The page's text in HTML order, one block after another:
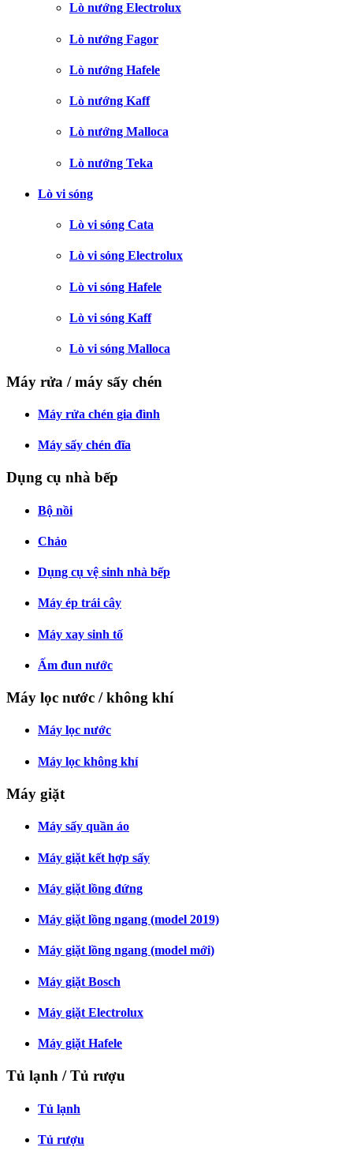
Lò nướng Electrolux
Lò nướng Fagor
Lò nướng Hafele
Lò nướng Kaff
Lò nướng Malloca
Lò nướng Teka
Lò vi sóng
Lò vi sóng Cata
Lò vi sóng Electrolux
Lò vi sóng Hafele
Lò vi sóng Kaff
Lò vi sóng Malloca
Máy rửa / máy sấy chén
Máy rửa chén gia đình
Máy sấy chén đĩa
Dụng cụ nhà bếp
Bộ nồi
Chảo
Dụng cụ vệ sinh nhà bếp
Máy ép trái cây
Máy xay sinh tố
Ấm đun nước
Máy lọc nước / không khí
Máy lọc nước
Máy lọc không khí
Máy giặt
Máy sấy quần áo
Máy giặt kết hợp sấy
Máy giặt lồng đứng
Máy giặt lồng ngang (model 2019)
Máy giặt lồng ngang (model mới)
Máy giặt Bosch
Máy giặt Electrolux
Máy giặt Hafele
Tủ lạnh / Tủ rượu
Tủ lạnh
Tủ rượu